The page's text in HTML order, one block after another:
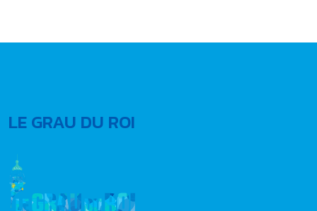
LE GRAU DU ROI